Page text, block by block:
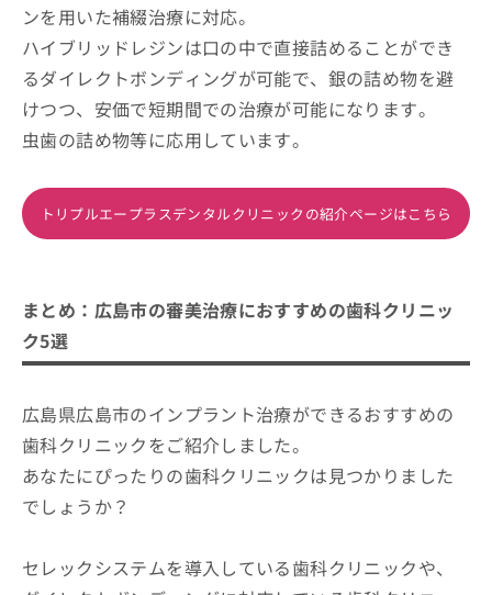
ンを用いた補綴治療に対応。
ハイブリッドレジンは口の中で直接詰めることができ
るダイレクトボンディングが可能で、銀の詰め物を避
けつつ、安価で短期間での治療が可能になります。
虫歯の詰め物等に応用しています。
トリプルエープラスデンタルクリニックの紹介ページはこちら
まとめ：広島市の審美治療におすすめの歯科クリニッ
ク5選
広島県広島市のインプラント治療ができるおすすめの
歯科クリニックをご紹介しました。
あなたにぴったりの歯科クリニックは見つかりました
でしょうか？
セレックシステムを導入している歯科クリニックや、